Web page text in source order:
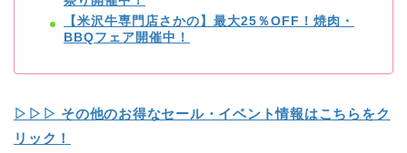
【米沢牛専門店さかの】最大25％OFF！焼肉・
BBQフェア開催中！
▷▷▷ その他のお得なセール・イベント情報はこちらをク
リック！